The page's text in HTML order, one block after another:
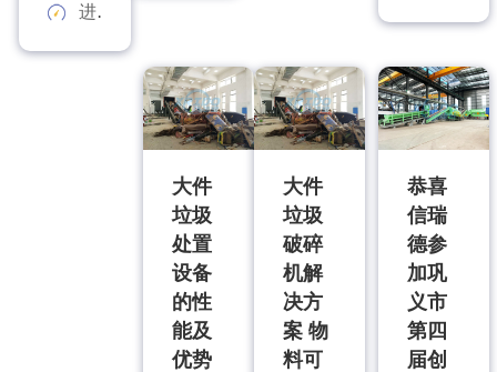
进料规格：
大件
垃圾
处置
设备
的性
能及
优势
大件
垃圾
破碎
机解
决方
案 物
料可
恭喜
信瑞
德参
加巩
义市
第四
届创